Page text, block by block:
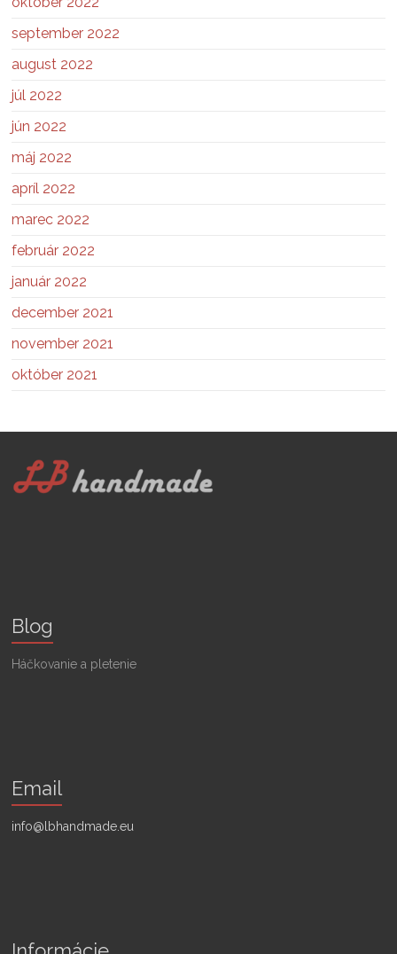
september 2022
august 2022
júl 2022
jún 2022
máj 2022
apríl 2022
marec 2022
február 2022
január 2022
december 2021
november 2021
október 2021
Blog
Háčkovanie a pletenie
Email
info@lbhandmade.eu